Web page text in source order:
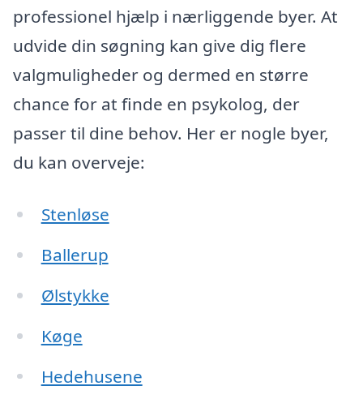
professionel hjælp i nærliggende byer. At
udvide din søgning kan give dig flere
valgmuligheder og dermed en større
chance for at finde en psykolog, der
passer til dine behov. Her er nogle byer,
du kan overveje:
Stenløse
Ballerup
Ølstykke
Køge
Hedehusene